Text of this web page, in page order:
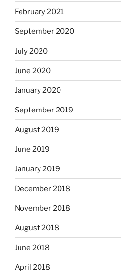
February 2021
September 2020
July 2020
June 2020
January 2020
September 2019
August 2019
June 2019
January 2019
December 2018
November 2018
August 2018
June 2018
April 2018